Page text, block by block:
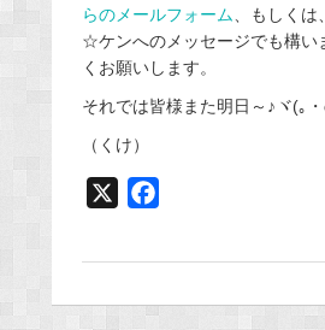
らのメールフォーム、もしくは
☆ケンへのメッセージでも構い
くお願いします。
それでは皆様また明日～♪ヾ(｡
（くけ）
b